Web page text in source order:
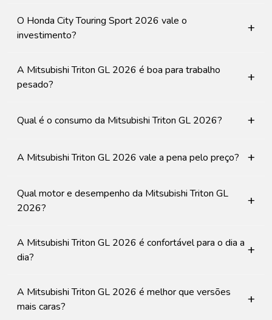
O Honda City Touring Sport 2026 vale o
investimento?
+
A Mitsubishi Triton GL 2026 é boa para trabalho
pesado?
+
Qual é o consumo da Mitsubishi Triton GL 2026? +
A Mitsubishi Triton GL 2026 vale a pena pelo preço? +
Qual motor e desempenho da Mitsubishi Triton GL
2026?
+
A Mitsubishi Triton GL 2026 é confortável para o dia a
dia?
+
A Mitsubishi Triton GL 2026 é melhor que versões
mais caras?
+